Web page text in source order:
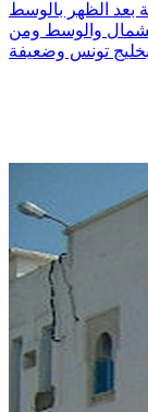
بعد الظهر بالوسط
والوسط ومن